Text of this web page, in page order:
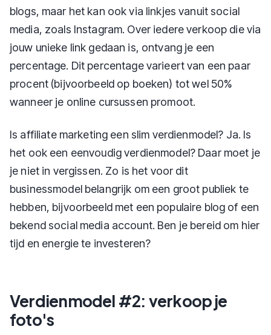
blogs, maar het kan ook via linkjes vanuit social
media, zoals Instagram. Over iedere verkoop die via
jouw unieke link gedaan is, ontvang je een
percentage. Dit percentage varieert van een paar
procent (bijvoorbeeld op boeken) tot wel 50%
wanneer je online cursussen promoot.
Is affiliate marketing een slim verdienmodel? Ja. Is
het ook een eenvoudig verdienmodel? Daar moet je
je niet in vergissen. Zo is het voor dit
businessmodel belangrijk om een groot publiek te
hebben, bijvoorbeeld met een populaire blog of een
bekend social media account. Ben je bereid om hier
tijd en energie te investeren?
Verdienmodel #2: verkoop je
foto's